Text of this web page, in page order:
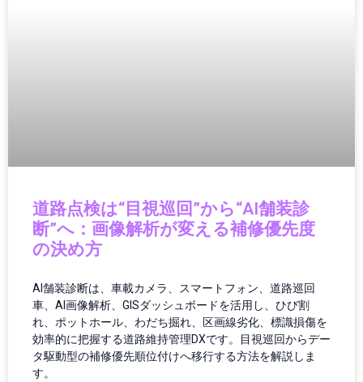
スタートアップ
ストリーミング機器
ストレージ・ハードウェア
スマートアシスタント
スマートインフラ
スマートウェアラブル
スマートガジェット
道路点検は“目視巡回”から“AI舗装診
断”へ：画像解析が変える補修優先度
の決め方
AI舗装診断は、車載カメラ、スマートフォン、道路巡回
車、AI画像解析、GISダッシュボードを活用し、ひび割
れ、ポットホール、わだち掘れ、区画線劣化、標識損傷を
効率的に把握する道路維持管理DXです。目視巡回からデー
タ駆動型の補修優先順位付けへ移行する方法を解説しま
す。